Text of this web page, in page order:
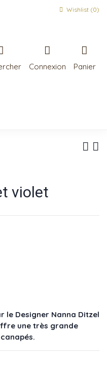
Wishlist (0)
Connexion Panier
violet
le Designer Nanna Ditzel
une très grande